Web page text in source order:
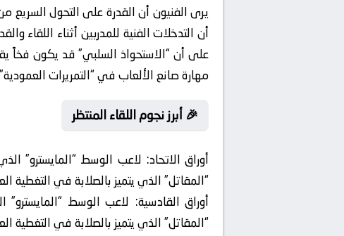
يرى الفنيون أن القدرة على التحول
أن التدخلات الفنية للمدربين أثناء
على أن “الاستحواذ السلبي” قد يكون فخاً
مهارة صانع الألعاب في “التمريرات
🎉 أبرز نجوم اللقاء المنتظر
أوراق الاتحاد: لاعب الوسط “المايسترو”
“المقاتل” الذي يتميز بالصلابة في
أوراق القادسية: لاعب الوسط “المايسترو”
“المقاتل” الذي يتميز بالصلابة في